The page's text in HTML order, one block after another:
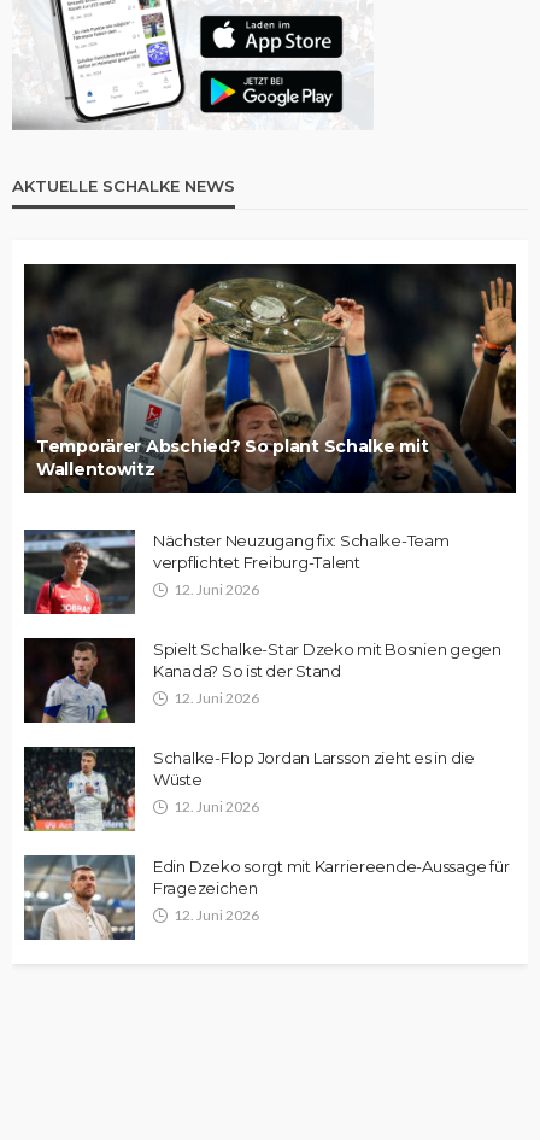
AKTUELLE SCHALKE NEWS
Temporärer Abschied? So plant Schalke mit
Wallentowitz
Nächster Neuzugang fix: Schalke-Team
verpflichtet Freiburg-Talent
12. Juni 2026
Spielt Schalke-Star Dzeko mit Bosnien gegen
Kanada? So ist der Stand
12. Juni 2026
Schalke-Flop Jordan Larsson zieht es in die
Wüste
12. Juni 2026
Edin Dzeko sorgt mit Karriereende-Aussage für
Fragezeichen
12. Juni 2026